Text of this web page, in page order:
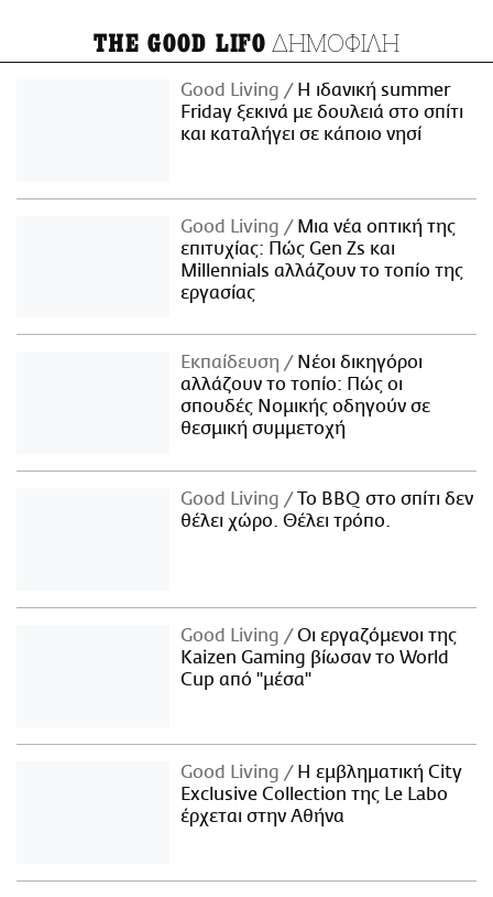
THE GOOD LIFO ΔΗΜΟΦΙΛΗ
Good Living
Η ιδανική summer
Friday ξεκινά με δουλειά στο σπίτι
και καταλήγει σε κάποιο νησί
Good Living
Μια νέα οπτική της
επιτυχίας: Πώς Gen Zs και
Millennials αλλάζουν το τοπίο της
εργασίας
Εκπαίδευση
Νέοι δικηγόροι
αλλάζουν το τοπίο: Πώς οι
σπουδές Νομικής οδηγούν σε
θεσμική συμμετοχή
Good Living
Το BBQ στο σπίτι δεν
θέλει χώρο. Θέλει τρόπο.
Good Living
Οι εργαζόμενοι της
Kaizen Gaming βίωσαν το World
Cup από "μέσα"
Good Living
Η εμβληματική City
Exclusive Collection της Le Labo
έρχεται στην Αθήνα